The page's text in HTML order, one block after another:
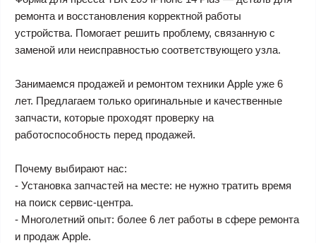
ремонта и восстановления корректной работы
устройства. Помогает решить проблему, связанную с
заменой или неисправностью соответствующего узла.
Занимаемся продажей и ремонтом техники Apple уже 6
лет. Предлагаем только оригинальные и качественные
запчасти, которые проходят проверку на
работоспособность перед продажей.
Почему выбирают нас:
- Установка запчастей на месте: не нужно тратить время
на поиск сервис-центра.
- Многолетний опыт: более 6 лет работы в сфере ремонта
и продаж Apple.